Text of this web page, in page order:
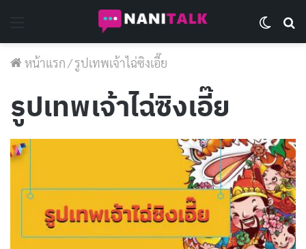
หน้าแรก/รูปเทพเจ้าไฉ่ซิงเอี๊ย
รูปเทพเจ้าไฉ่ซิงเอี๊ย